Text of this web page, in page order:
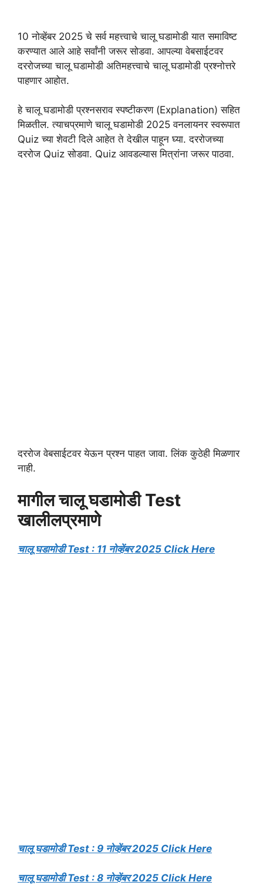
10 नोव्हेंबर 2025 चे सर्व महत्त्वाचे चालू घडामोडी यात समाविष्ट
करण्यात आले आहे सर्वांनी जरूर सोडवा. आपल्या वेबसाईटवर
दररोजच्या चालू घडामोडी अतिमहत्त्वाचे चालू घडामोडी प्रश्नोत्तरे
पाहणार आहोत.
हे चालू घडामोडी प्रश्नसराव स्पष्टीकरण (Explanation) सहित
मिळतील. त्याचप्रमाणे चालू घडामोडी 2025 वनलायनर स्वरूपात
Quiz च्या शेवटी दिले आहेत ते देखील पाहून घ्या. दररोजच्या
दररोज Quiz सोडवा. Quiz आवडल्यास मित्रांना जरूर पाठवा.
दररोज वेबसाईटवर येऊन प्रश्न पाहत जावा. लिंक कुठेही मिळणार
नाही.
मागील चालू घडामोडी Test
खालीलप्रमाणे
चालू घडामोडी Test : 11 नोव्हेंबर 2025 Click Here
चालू घडामोडी Test : 9 नोव्हेंबर 2025 Click Here
चालू घडामोडी Test : 8 नोव्हेंबर 2025 Click Here